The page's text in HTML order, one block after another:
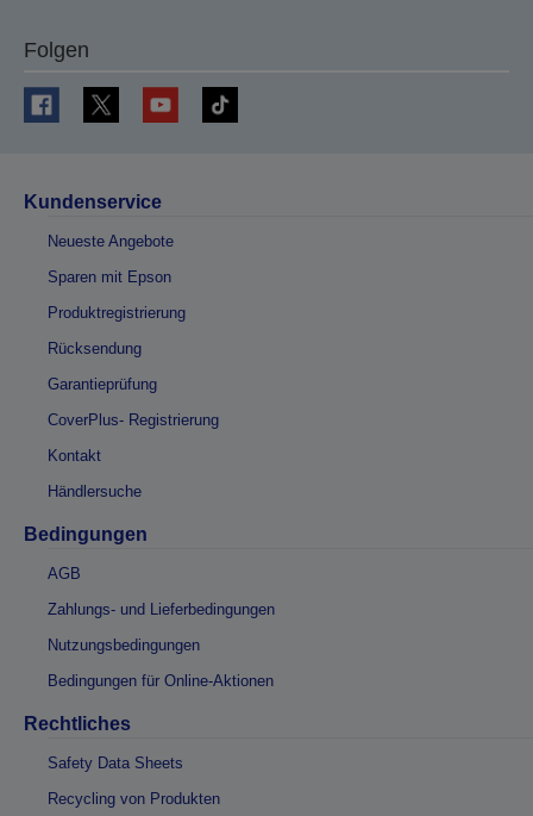
Folgen
Kundenservice
Neueste Angebote
Sparen mit Epson
Produktregistrierung
Rücksendung
Garantieprüfung
CoverPlus- Registrierung
Kontakt
Händlersuche
Bedingungen
AGB
Zahlungs- und Lieferbedingungen
Nutzungsbedingungen
Bedingungen für Online-Aktionen
Rechtliches
Safety Data Sheets
Recycling von Produkten